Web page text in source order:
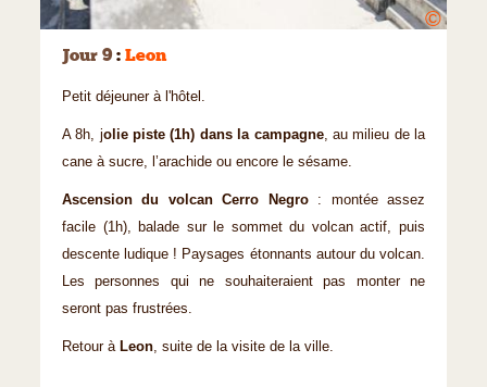
©
Jour 9: Leon
Petit déjeuner à l'hôtel.
A 8h, jolie piste (1h) dans la campagne, au milieu de la
cane à sucre, l’arachide ou encore le sésame.
Ascension du volcan Cerro Negro: montée assez
facile (1h), balade sur le sommet du volcan actif, puis
descente ludique ! Paysages étonnants autour du volcan.
Les personnes qui ne souhaiteraient pas monter ne
seront pas frustrées.
Retour à Leon, suite de la visite de la ville.